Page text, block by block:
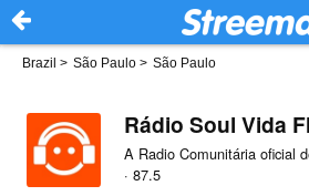
Brazil > São Paulo > São Paulo
Rádio Soul Vida
A Radio Comunitária oficial
· 87.5